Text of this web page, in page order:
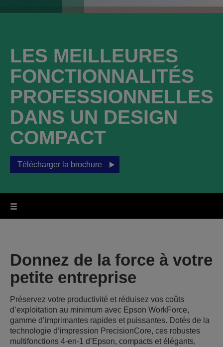
LES MEILLEURES
FONCTIONNALITÉS
PROFESSIONNELLES
DANS UN DESIGN
COMPACT
Télécharger la brochure
Donnez de la force à votre
petite entreprise
Préservez votre productivité et réduisez vos coûts
d’exploitation au minimum avec Epson WorkForce,
gamme d’imprimantes rapides et puissantes. Dotés de la
technologie d’impression PrecisionCore, ces robustes
multifonctions 4-en-1 d’Epson, compacts et élégants,